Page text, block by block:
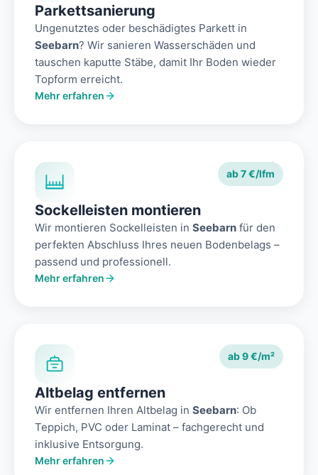
Parkettsanierung
Ungenutztes oder beschädigtes Parkett in
Seebarn? Wir sanieren Wasserschäden und
tauschen kaputte Stäbe, damit Ihr Boden wieder
Topform erreicht.
Mehr erfahren
ab 7 €/lfm
Sockelleisten montieren
Wir montieren Sockelleisten in Seebarn für den
perfekten Abschluss Ihres neuen Bodenbelags –
passend und professionell.
Mehr erfahren
ab 9 €/m²
Altbelag entfernen
Wir entfernen Ihren Altbelag in Seebarn: Ob
Teppich, PVC oder Laminat – fachgerecht und
inklusive Entsorgung.
Mehr erfahren